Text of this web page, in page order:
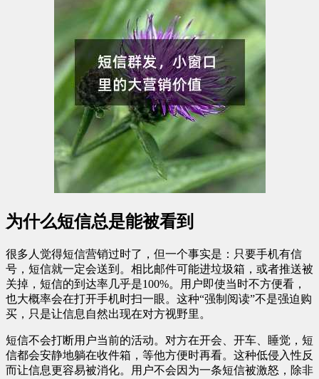
为什么短信总是能被看到
很多人觉得短信营销过时了，但一个事实是：只要手机有信
号，短信就一定会送到。相比邮件可能进垃圾箱，或者推送被
关掉，短信的到达率几乎是100%。用户即使当时不方便看，
也大概率会在打开手机时扫一眼。这种“强制阅读”不是强迫购
买，只是让信息自然出现在对方视野里。
短信不会打断用户当前的活动。对方在开会、开车、睡觉，短
信都会安静地躺在收件箱，等他方便时再看。这种低侵入性反
而让信息更容易被消化。用户不会因为一条短信被激怒，除非